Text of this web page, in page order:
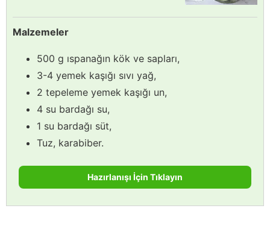
Malzemeler
500 g ıspanağın kök ve sapları,
3-4 yemek kaşığı sıvı yağ,
2 tepeleme yemek kaşığı un,
4 su bardağı su,
1 su bardağı süt,
Tuz, karabiber.
Hazırlanışı İçin Tıklayın